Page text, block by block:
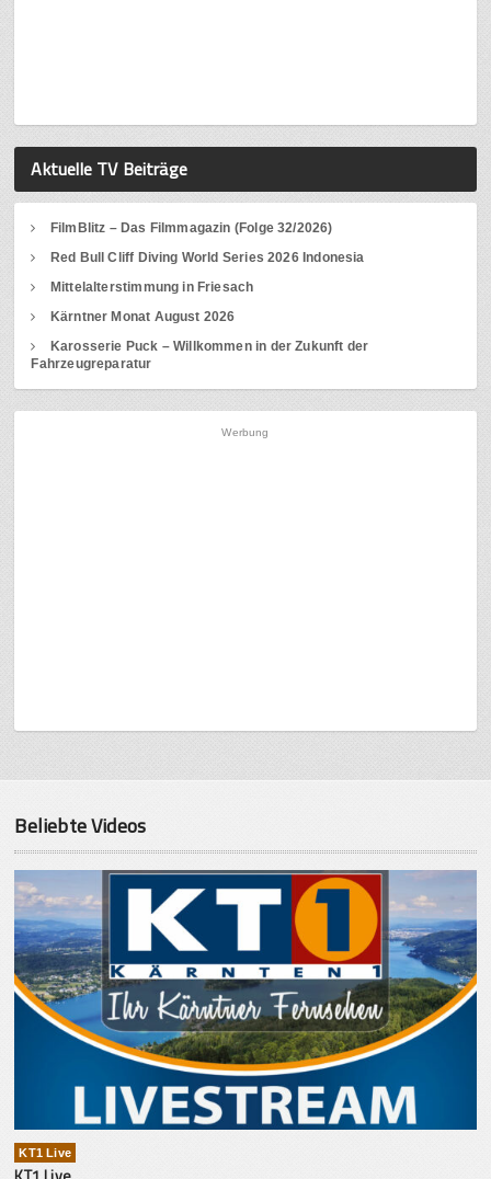
Aktuelle TV Beiträge
FilmBlitz – Das Filmmagazin (Folge 32/2026)
Red Bull Cliff Diving World Series 2026 Indonesia
Mittelalterstimmung in Friesach
Kärntner Monat August 2026
Karosserie Puck – Willkommen in der Zukunft der
Fahrzeugreparatur
Werbung
Beliebte Videos
KT1 Live